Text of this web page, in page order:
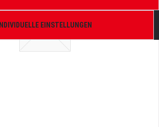
INDIVIDUELLE EINSTELLUNGEN